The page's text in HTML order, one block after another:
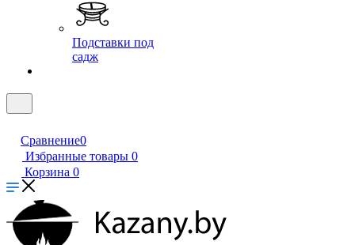
Подставки под
садж
Сравнение0
Избранные товары 0
Корзина 0